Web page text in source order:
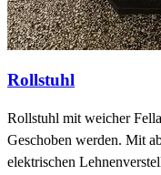
Rollstuhl
Rollstuhl mit weicher
Geschoben werden. Mit
elektrischen